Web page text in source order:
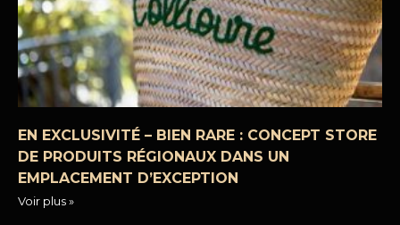
EN EXCLUSIVITÉ – BIEN RARE : CONCEPT STORE
DE PRODUITS RÉGIONAUX DANS UN
EMPLACEMENT D’EXCEPTION
Voir plus »